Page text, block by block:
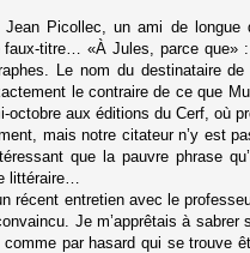
Picollec, un ami de longue
titre… «À Jules, parce que»
Le nom du destinataire
le contraire de ce que
octobre aux éditions du Cerf, où
mais notre citateur n’y est
que la pauvre phrase
littéraire…
entretien avec le
Je m’apprêtais à
par hasard qui se trouve